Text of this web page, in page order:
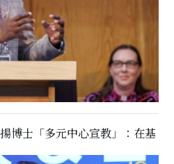
博士「多元中心宣教」：在基